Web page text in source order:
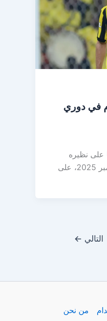
في دوري
على نظيره
الخليج مساء اليوم السبت 1 نوفمبر 2025، على
التالي ←
من نحن